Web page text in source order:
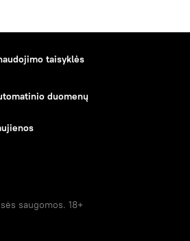
taisyklės
duomenų
saugomos. 18+